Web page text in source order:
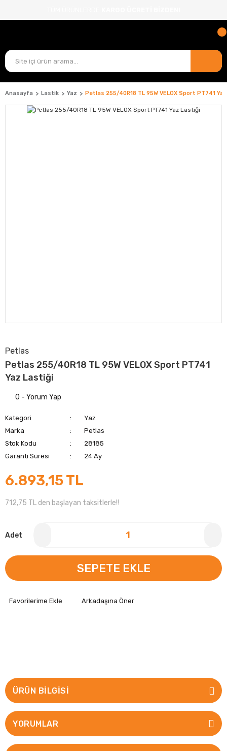
Anasayfa Lastik Yaz Petlas 255/40R18 TL 95W VELOX Sport PT741
Petlas
Petlas 255/40R18 TL 95W VELOX Sport PT741
Yaz Lastiği
0 - Yorum Yap
Kategori
Yaz
Marka
Petlas
Stok Kodu
28185
Garanti Süresi
24 Ay
6.893,15 TL
712,75 TL den başlayan taksitlerle!!
Adet
SEPETE EKLE
Arkadaşına Öner
ÜRÜN BILGISI
YORUMLAR